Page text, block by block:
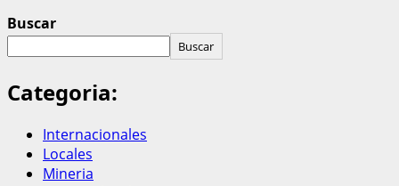
Buscar
Buscar
Categoria:
Internacionales
Locales
Mineria